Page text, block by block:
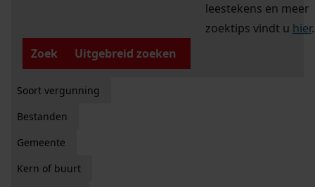
leestekens en meer
zoektips vindt u hier.
Zoek
Uitgebreid zoeken
Soort vergunning
Bestanden
Gemeente
Kern of buurt